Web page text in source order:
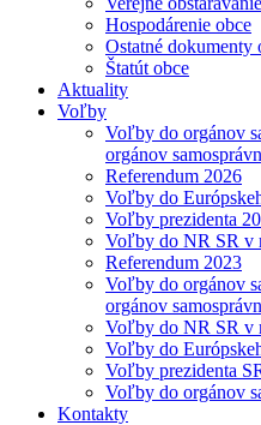
Hospodárenie obce
Ostatné dokumenty
Štatút obce
Aktuality
Voľby
Voľby do orgánov
orgánov
Referendum 2026
Voľby do
Voľby prezidenta
Voľby do NR SR v
Referendum 2023
Voľby do orgánov
orgánov
Voľby do NR SR v
Voľby do
Voľby prezidenta
Voľby do orgánov
Kontakty